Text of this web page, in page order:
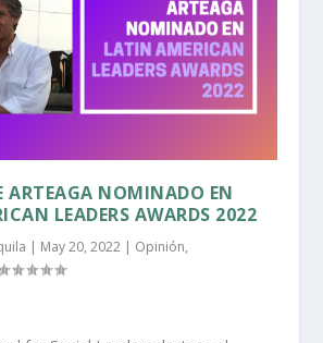
ARTEAGA NOMINADO EN
LEADERS AWARDS 2022
| May 20, 2022 | Opinión,